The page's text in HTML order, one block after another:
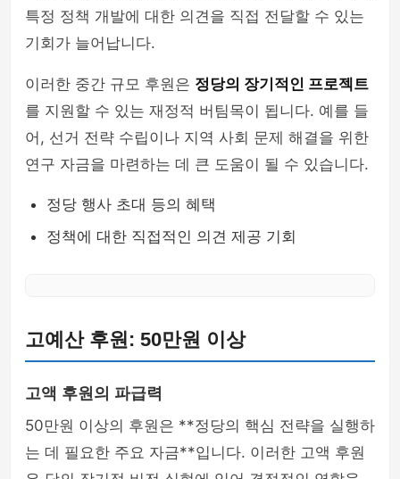
특정 정책 개발에 대한 의견을 직접 전달할 수 있는
기회가 늘어납니다.
이러한 중간 규모 후원은 정당의 장기적인 프로젝트
를 지원할 수 있는 재정적 버팀목이 됩니다. 예를 들
어, 선거 전략 수립이나 지역 사회 문제 해결을 위한
연구 자금을 마련하는 데 큰 도움이 될 수 있습니다.
정당 행사 초대 등의 혜택
정책에 대한 직접적인 의견 제공 기회
고예산 후원: 50만원 이상
고액 후원의 파급력
50만원 이상의 후원은 **정당의 핵심 전략을 실행하
는 데 필요한 주요 자금**입니다. 이러한 고액 후원